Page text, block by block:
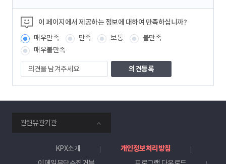
츠
정
보
책
임
자
이 페이지에서 제공하는 정보에 대하여 만족하십니까?
매우만족
만족 보통
불만족
매우불만족
의
견
을
겨
주
세
요
관련유관기관
KPX소개
개인정보처리방침